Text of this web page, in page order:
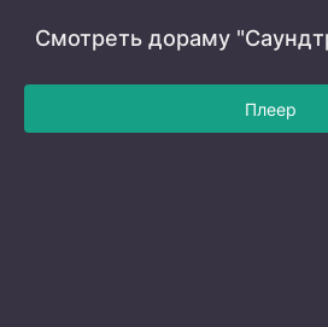
Смотреть дораму
Плеер